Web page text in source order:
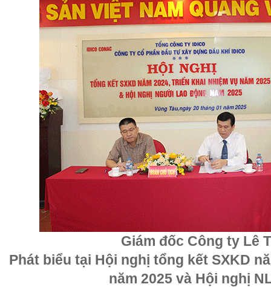
Giám đốc Công ty Lê
Phát biểu tại Hội nghị tổng kết SXKD
năm 2025 và Hội nghị